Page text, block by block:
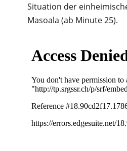
Situation der
Masoala (ab Minute 25).